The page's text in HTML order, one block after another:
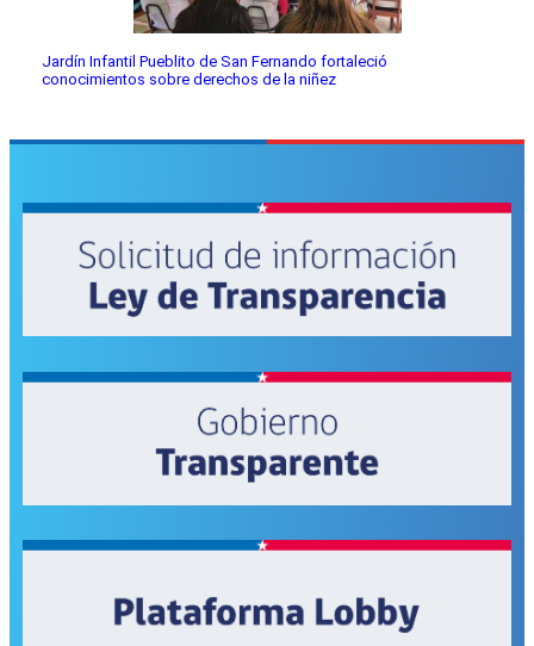
Jardín Infantil Pueblito de San Fernando fortaleció
conocimientos sobre derechos de la niñez